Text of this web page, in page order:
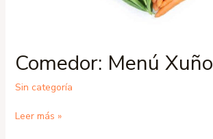
Comedor: Menú Xuño
Sin categoría
Leer más »